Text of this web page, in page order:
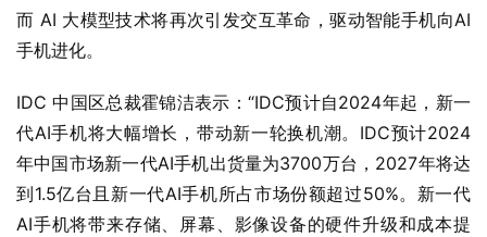
而 AI 大模型技术将再次引发交互革命，驱动智能手机向AI
手机进化。
IDC 中国区总裁霍锦洁表示：“IDC预计自2024年起，新一
代AI手机将大幅增长，带动新一轮换机潮。IDC预计2024
年中国市场新一代AI手机出货量为3700万台，2027年将达
到1.5亿台且新一代AI手机所占市场份额超过50%。新一代
AI手机将带来存储、屏幕、影像设备的硬件升级和成本提